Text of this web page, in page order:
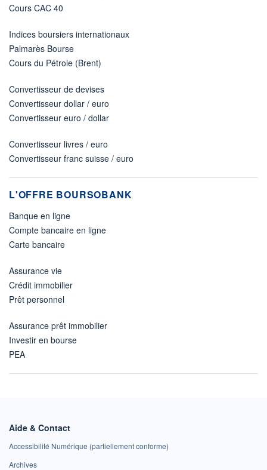
Cours CAC 40
Indices boursiers internationaux
Palmarès Bourse
Cours du Pétrole (Brent)
Convertisseur de devises
Convertisseur dollar / euro
Convertisseur euro / dollar
Convertisseur livres / euro
Convertisseur franc suisse / euro
L'OFFRE BOURSOBANK
Banque en ligne
Compte bancaire en ligne
Carte bancaire
Assurance vie
Crédit immobilier
Prêt personnel
Assurance prêt immobilier
Investir en bourse
PEA
Aide & Contact
Accessibilité Numérique (partiellement conforme)
Archives